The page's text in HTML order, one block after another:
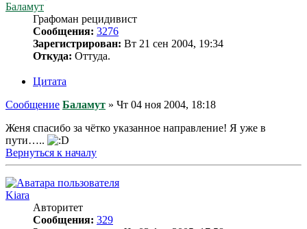
Баламут
Графоман рецидивист
Сообщения: 3276
Зарегистрирован: Вт 21 сен 2004, 19:34
Откуда: Оттуда.
Цитата
Сообщение Баламут » Чт 04 ноя 2004, 18:18
Женя спасибо за чётко указанное направление! Я уже в
пути…..
Вернуться к началу
Kiara
Авторитет
Сообщения: 329